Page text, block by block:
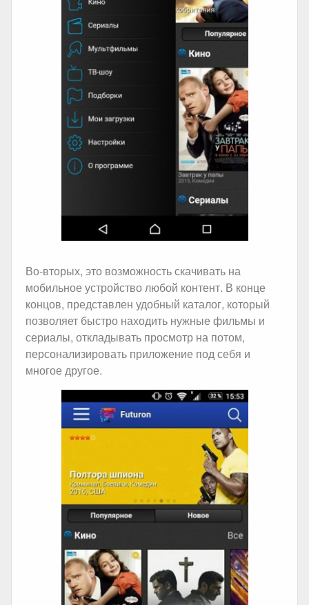
Во-вторых, это возможность скачивать на
мобильное устройство любой контент. В конце
концов, представлен удобный каталог, который
позволяет быстро находить нужные фильмы и
сериалы, откладывать просмотр на потом,
персонализировать приложение под себя и
многое другое.